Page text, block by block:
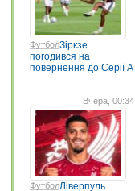
ФутболЗіркзе
погодився на
повернення до Серії А
Вчера, 00:34
ФутболЛіверпуль